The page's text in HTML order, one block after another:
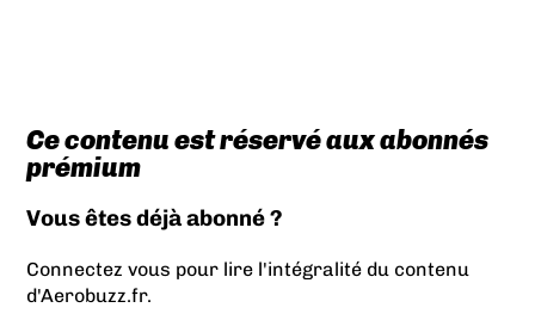
Ce contenu est réservé aux abonnés
prémium
Vous êtes déjà abonné ?
Connectez vous pour lire l'intégralité du contenu
d'Aerobuzz.fr.